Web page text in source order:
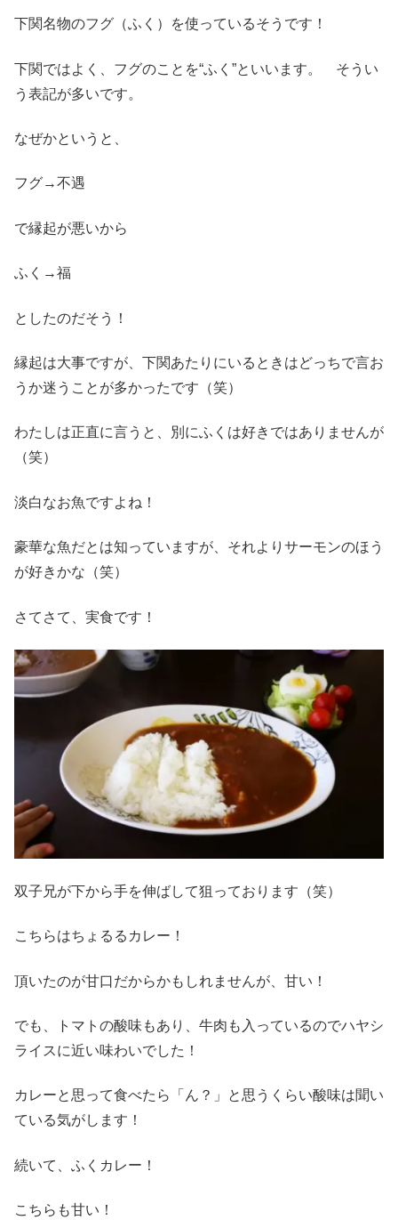
下関名物のフグ（ふく）を使っているそうです！
下関ではよく、フグのことを“ふく”といいます。 そうい
う表記が多いです。
なぜかというと、
フグ→不遇
で縁起が悪いから
ふく→福
としたのだそう！
縁起は大事ですが、下関あたりにいるときはどっちで言お
うか迷うことが多かったです（笑）
わたしは正直に言うと、別にふくは好きではありませんが
（笑）
淡白なお魚ですよね！
豪華な魚だとは知っていますが、それよりサーモンのほう
が好きかな（笑）
さてさて、実食です！
双子兄が下から手を伸ばして狙っております（笑）
こちらはちょるるカレー！
頂いたのが甘口だからかもしれませんが、甘い！
でも、トマトの酸味もあり、牛肉も入っているのでハヤシ
ライスに近い味わいでした！
カレーと思って食べたら「ん？」と思うくらい酸味は聞い
ている気がします！
続いて、ふくカレー！
こちらも甘い！